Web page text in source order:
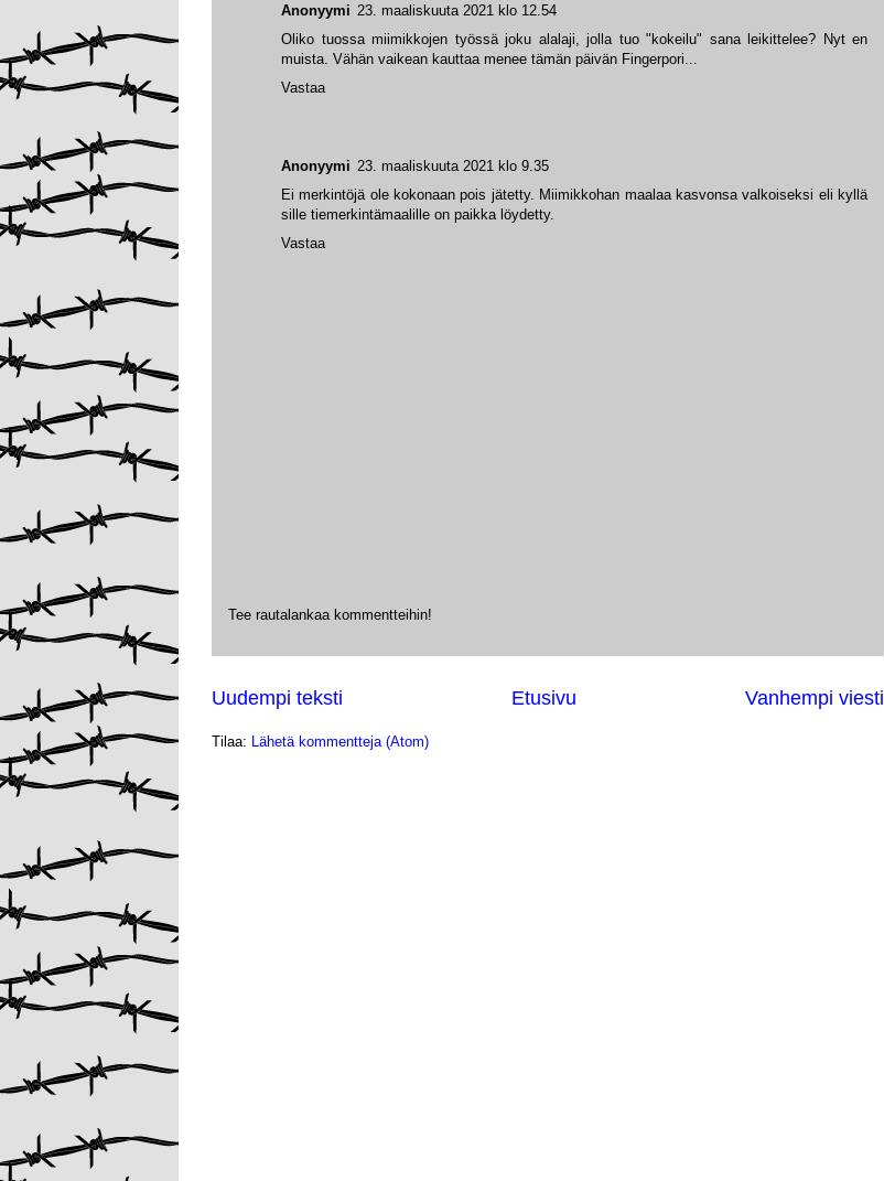
Anonyymi 23. maaliskuuta 2021 klo 9.35
Ei merkintöjä ole kokonaan pois jätetty. Miimikkohan maalaa kasvonsa valkoiseksi eli kyllä
sille tiemerkintämaalille on paikka löydetty.
Vastaa
Anonyymi 23. maaliskuuta 2021 klo 12.54
Oliko tuossa miimikkojen työssä joku alalaji, jolla tuo "kokeilu" sana leikittelee? Nyt en
muista. Vähän vaikean kauttaa menee tämän päivän Fingerpori...
Vastaa
Tee rautalankaa kommentteihin!
Uudempi teksti Vanhempi viesti
Etusivu
Tilaa: Lähetä kommentteja (Atom)